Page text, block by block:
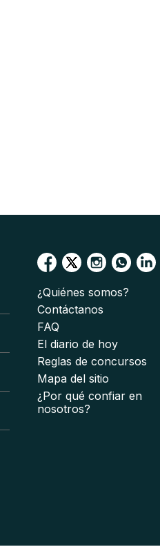
¿Quiénes somos?
Contáctanos
FAQ
El diario de hoy
Reglas de concursos
Mapa del sitio
¿Por qué confiar en
nosotros?